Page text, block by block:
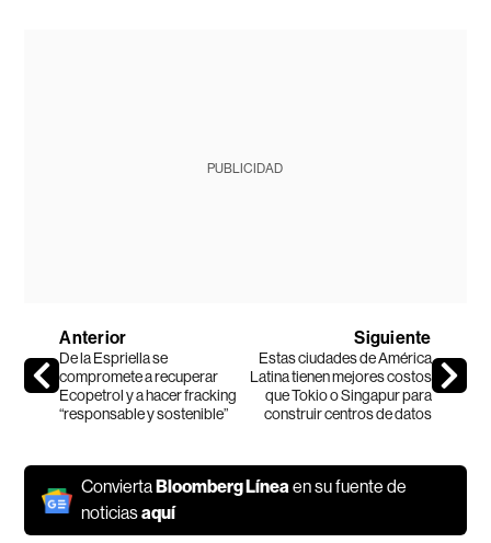
PUBLICIDAD
Anterior
De la Espriella se
compromete a recuperar
Ecopetrol y a hacer fracking
“responsable y sostenible”
Siguiente
Estas ciudades de América
Latina tienen mejores costos
que Tokio o Singapur para
construir centros de datos
Convierta Bloomberg Líneaen su fuente de
noticiasaquí